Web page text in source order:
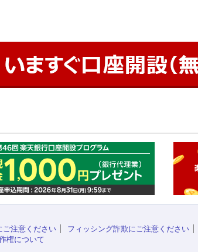
ご注意ください
フィッシング詐欺にご注意ください
権について